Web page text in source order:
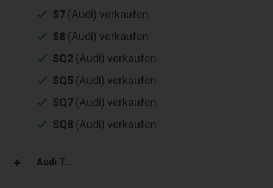
S7 (Audi) verkaufen
S8 (Audi) verkaufen
SQ2 (Audi) verkaufen
SQ5 (Audi) verkaufen
SQ7 (Audi) verkaufen
SQ8 (Audi) verkaufen
Audi T...